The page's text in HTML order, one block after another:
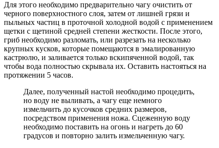
Для этого необходимо предварительно чагу очистить от
черного поверхностного слоя, затем от лишней грязи и
пыльных частиц в проточной холодной водой с применением
щетки с щетиной средней степени жесткости. После этого,
гриб необходимо разломать, или разрезать на несколько
крупных кусков, которые помещаются в эмалированную
кастрюлю, и заливается только вскипяченной водой, так
чтобы вода полностью скрывала их. Оставить настояться на
протяжении 5 часов.
Далее, полученный настой необходимо процедить,
но воду не выливать, а чагу еще немного
измельчить до кусочков средних размеров,
посредством применения ножа. Сцеженную воду
необходимо поставить на огонь и нагреть до 60
градусов и повторно залить измельченную чагу.